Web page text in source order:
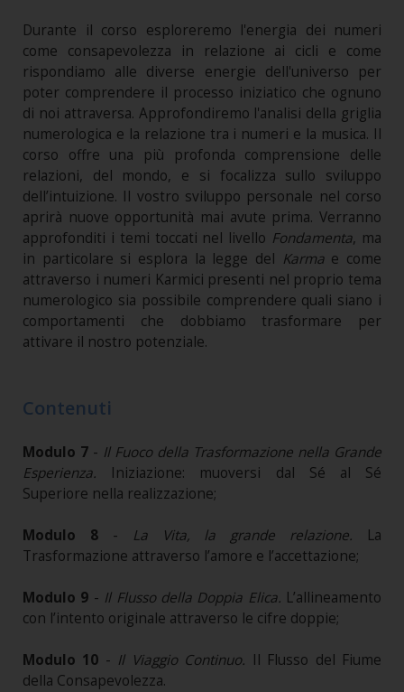
Durante il corso esploreremo l'energia dei numeri
come consapevolezza in relazione ai cicli e come
rispondiamo alle diverse energie dell'universo per
poter comprendere il processo iniziatico che ognuno
di noi attraversa. Approfondiremo l'analisi della griglia
numerologica e la relazione tra i numeri e la musica. Il
corso offre una più profonda comprensione delle
relazioni, del mondo, e si focalizza sullo sviluppo
dell’intuizione. Il vostro sviluppo personale nel corso
aprirà nuove opportunità mai avute prima. Verranno
approfonditi i temi toccati nel livello Fondamenta, ma
in particolare si esplora la legge del Karmae come
attraverso i numeri Karmici presenti nel proprio tema
numerologico sia possibile comprendere quali siano i
comportamenti che dobbiamo trasformare per
attivare il nostro potenziale.
Contenuti
Modulo 7 - Il Fuoco della Trasformazione nella Grande
Esperienza.
Iniziazione: muoversi dal Sé al Sé
Superiore nella realizzazione;
Modulo 8- La Vita, la grande relazione.
La
Trasformazione attraverso l’amore e l’accettazione;
Modulo 9 - Il Flusso della Doppia Elica. L’allineamento
con l’intento originale attraverso le cifre doppie;
Modulo 10 - Il Viaggio Continuo. Il Flusso del Fiume
della Consapevolezza.